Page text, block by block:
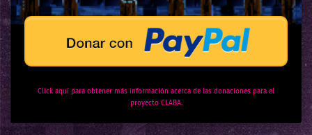
Click aquí para obtener más información acerca de las donaciones para el
proyecto CLABA.